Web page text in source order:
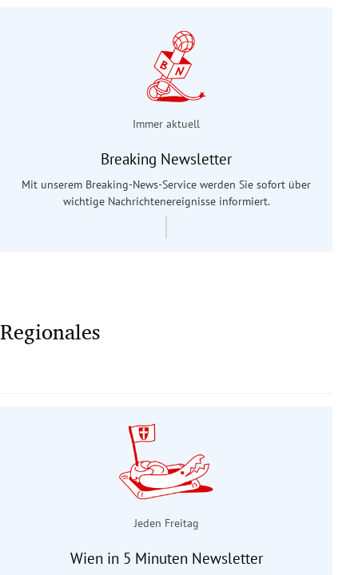
Immer aktuell
Breaking Newsletter
Mit unserem Breaking-News-Service werden Sie sofort über
wichtige Nachrichtenereignisse informiert.
Regionales
Jeden Freitag
Wien in 5 Minuten Newsletter